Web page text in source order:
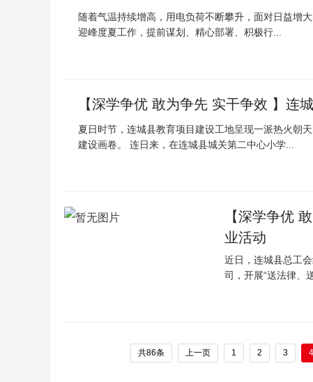
随着气温持续增高，用电负荷不断攀升，面对日益增
迎峰度夏工作，提前谋划、精心部署、积极行...
【深学争优 敢为争先 实干争效 】连
夏日时节，连城县教育项目建设工地呈现一派热火朝
建设画卷。 连日来，在连城县城关第二中心小学...
【深学争优
业活动
近日，连城县总工
司，开展“送法律、
共86条 上一页 1 2 3 4